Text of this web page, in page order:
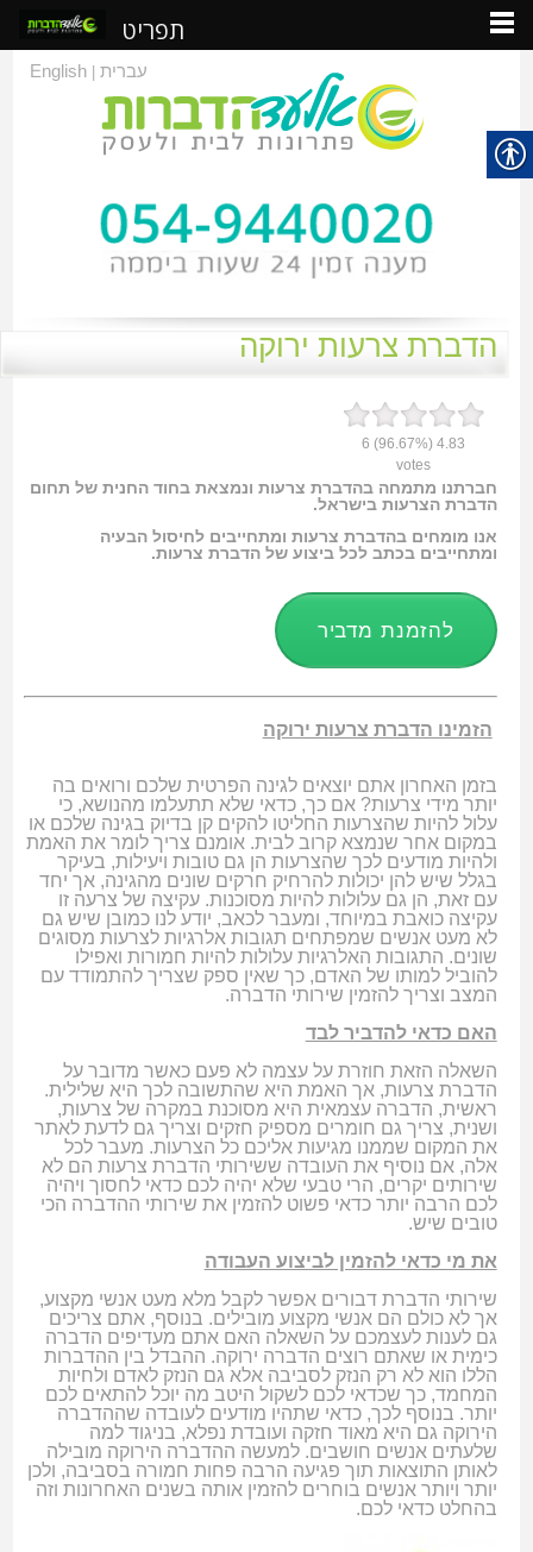
עברית|
English
הדברת צרעות ירוקה
4.83
(96.67%)
6
votes
חברתנו מתמחה בהדברת צרעות ונמצאת בחוד החנית של תחום
הדברת הצרעות בישראל.
אנו מומחים בהדברת צרעות ומתחייבים לחיסול הבעיה
ומתחייבים בכתב לכל ביצוע של הדברת צרעות.
להזמנת מדביר
הזמינו הדברת צרעות ירוקה
בזמן האחרון אתם יוצאים לגינה הפרטית שלכם ורואים בה
יותר מידי צרעות? אם כך, כדאי שלא תתעלמו מהנושא, כי
עלול להיות שהצרעות החליטו להקים קן בדיוק בגינה שלכם או
במקום אחר שנמצא קרוב לבית. אומנם צריך לומר את האמת
ולהיות מודעים לכך שהצרעות הן גם טובות ויעילות, בעיקר
בגלל שיש להן יכולות להרחיק חרקים שונים מהגינה, אך יחד
עם זאת, הן גם עלולות להיות מסוכנות. עקיצה של צרעה זו
עקיצה כואבת במיוחד, ומעבר לכאב, יודע לנו כמובן שיש גם
לא מעט אנשים שמפתחים תגובות אלרגיות לצרעות מסוגים
שונים. התגובות האלרגיות עלולות להיות חמורות ואפילו
להוביל למותו של האדם, כך שאין ספק שצריך להתמודד עם
המצב וצריך להזמין שירותי הדברה.
האם כדאי להדביר לבד
השאלה הזאת חוזרת על עצמה לא פעם כאשר מדובר על
הדברת צרעות, אך האמת היא שהתשובה לכך היא שלילית.
ראשית, הדברה עצמאית היא מסוכנת במקרה של צרעות,
ושנית, צריך גם חומרים מספיק חזקים וצריך גם לדעת לאתר
את המקום שממנו מגיעות אליכם כל הצרעות. מעבר לכל
אלה, אם נוסיף את העובדה ששירותי הדברת צרעות הם לא
שירותים יקרים, הרי טבעי שלא יהיה לכם כדאי לחסוך ויהיה
לכם הרבה יותר כדאי פשוט להזמין את שירותי ההדברה הכי
טובים שיש.
את מי כדאי להזמין לביצוע העבודה
שירותי הדברת דבורים אפשר לקבל מלא מעט אנשי מקצוע,
אך לא כולם הם אנשי מקצוע מובילים. בנוסף, אתם צריכים
גם לענות לעצמכם על השאלה האם אתם מעדיפים הדברה
כימית או שאתם רוצים הדברה ירוקה. ההבדל בין ההדברות
הללו הוא לא רק הנזק לסביבה אלא גם הנזק לאדם ולחיות
המחמד, כך שכדאי לכם לשקול היטב מה יוכל להתאים לכם
יותר. בנוסף לכך, כדאי שתהיו מודעים לעובדה שההדברה
הירוקה גם היא מאוד חזקה ועובדת נפלא, בניגוד למה
שלעתים אנשים חושבים. למעשה ההדברה הירוקה מובילה
לאותן התוצאות תוך פגיעה הרבה פחות חמורה בסביבה, ולכן
יותר ויותר אנשים בוחרים להזמין אותה בשנים האחרונות וזה
בהחלט כדאי לכם.
תפריט